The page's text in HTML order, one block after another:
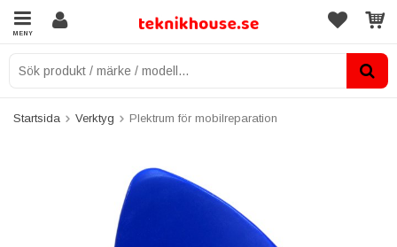
MENY
Startsida Verktyg Plektrum för mobilreparation